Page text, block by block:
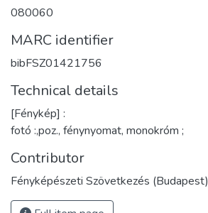
080060
MARC identifier
bibFSZ01421756
Technical details
[Fénykép] :
fotó :,poz., fénynyomat, monokróm ;
Contributor
Fényképészeti Szövetkezés (Budapest)